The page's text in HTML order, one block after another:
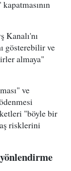
Kanalı'nı
gösterebilir ve
almaya"
ve
"böyle bir
risklerini